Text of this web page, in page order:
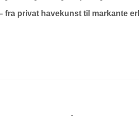
privat havekunst til markante